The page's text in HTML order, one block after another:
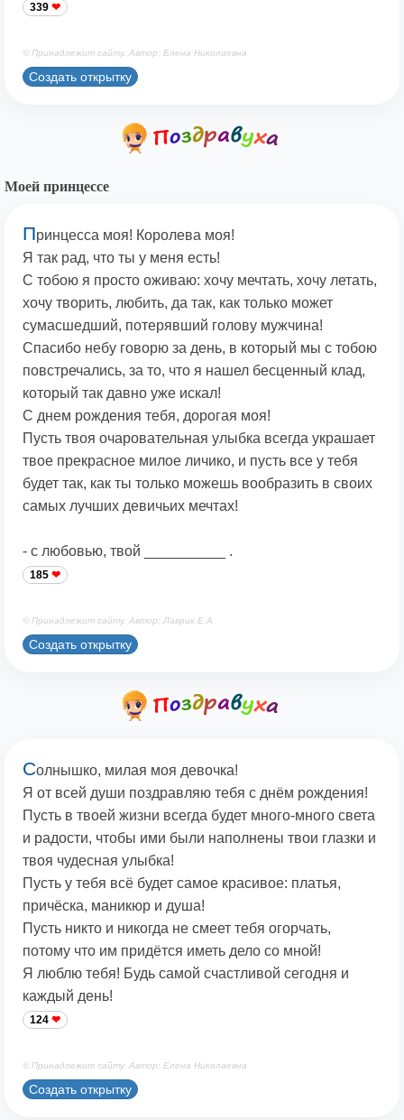
339
© Принадлежит сайту. Автор: Елена Николаевна
Создать открытку
Моей принцессе
Принцесса моя! Королева моя!
Я так рад, что ты у меня есть!
С тобою я просто оживаю: хочу мечтать, хочу летать,
хочу творить, любить, да так, как только может
сумасшедший, потерявший голову мужчина!
Спасибо небу говорю за день, в который мы с тобою
повстречались, за то, что я нашел бесценный клад,
который так давно уже искал!
С днем рождения тебя, дорогая моя!
Пусть твоя очаровательная улыбка всегда украшает
твое прекрасное милое личико, и пусть все у тебя
будет так, как ты только можешь вообразить в своих
самых лучших девичьих мечтах!
- с любовью, твой __________ .
185
© Принадлежит сайту. Автор: Лаврик Е.А.
Создать открытку
Солнышко, милая моя девочка!
Я от всей души поздравляю тебя с днём рождения!
Пусть в твоей жизни всегда будет много-много света
и радости, чтобы ими были наполнены твои глазки и
твоя чудесная улыбка!
Пусть у тебя всё будет самое красивое: платья,
причёска, маникюр и душа!
Пусть никто и никогда не смеет тебя огорчать,
потому что им придётся иметь дело со мной!
Я люблю тебя! Будь самой счастливой сегодня и
каждый день!
124
© Принадлежит сайту. Автор: Елена Николаевна
Создать открытку